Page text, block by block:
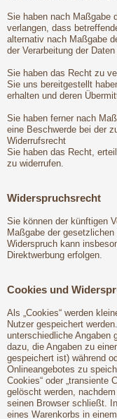
Sie haben nach Maßgabe
verlangen, dass
alternativ nach Maßgabe
der Verarbeitung der Daten
Sie haben das Recht zu
Sie uns bereitgestellt
erhalten und deren
Sie haben ferner nach
eine Beschwerde bei der
Widerrufsrecht
Sie haben das Recht,
zu widerrufen.
Widerspruchsrecht
Sie können der künftigen
Maßgabe der
Widerspruch kann
Direktwerbung erfolgen.
Cookies und
Als „Cookies“ werden
Nutzer gespeichert
unterschiedliche Angaben
dazu, die Angaben zu
gespeichert ist) während
Onlineangebotes zu
Cookies“ oder „transiente
gelöscht werden,
seinen Browser schließt.
eines Warenkorbs in